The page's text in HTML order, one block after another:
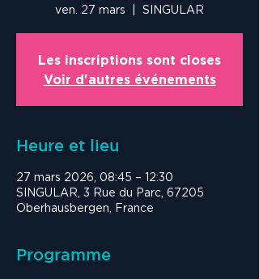
ven. 27 mars SINGULAR
Les inscriptions sont closes
Voir d'autres événements
Heure et lieu
27 mars 2026, 08:45 – 12:30
SINGULAR, 3 Rue du Parc, 67205
Oberhausbergen, France
Programme